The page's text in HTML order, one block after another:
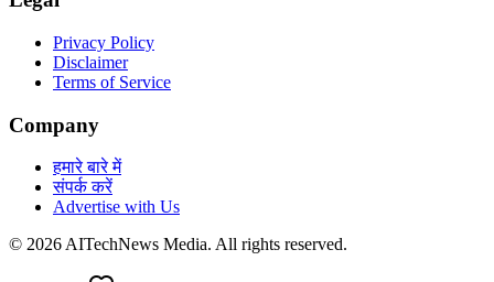
Privacy Policy
Disclaimer
Terms of Service
Company
हमारे बारे में
संपर्क करें
Advertise with Us
© 2026 AITechNews Media. All rights reserved.